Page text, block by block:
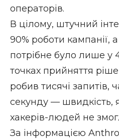
операторів.
В цілому, штучний
90% роботи кампанії,
потрібне було лише у
точках прийняття
робив тисячі запитів,
секунду — швидкість,
хакерів-людей не
За інформацією